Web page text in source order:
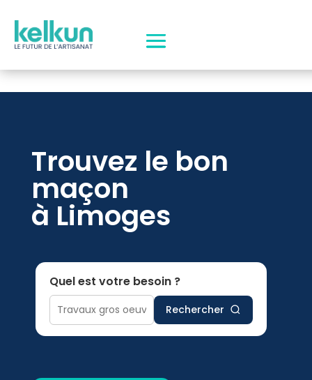
Trouvez le bon
maçon
à Limoges
Quel est votre besoin ?
Rechercher